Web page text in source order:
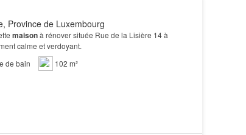
Province de Luxembourg
maisonà rénover située Rue de la Lisière 14 à
calme et verdoyant.
de bain 102 m²